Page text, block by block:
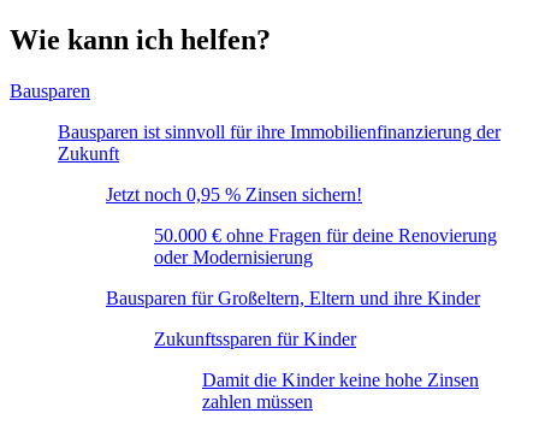
Wie kann ich helfen?
Bausparen
Bausparen ist sinnvoll für ihre Immobilienfinanzierung der
Zukunft
Jetzt noch 0,95 % Zinsen sichern!
50.000 € ohne Fragen für deine Renovierung
oder Modernisierung
Bausparen für Großeltern, Eltern und ihre Kinder
Zukunftssparen für Kinder
Damit die Kinder keine hohe Zinsen
zahlen müssen